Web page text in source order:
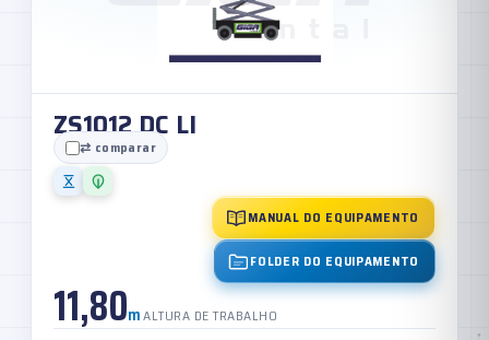
ZS1012 DC LI
⇄ comparar
MANUAL DO EQUIPAMENTO
FOLDER DO EQUIPAMENTO
11,80mALTURA DE TRABALHO